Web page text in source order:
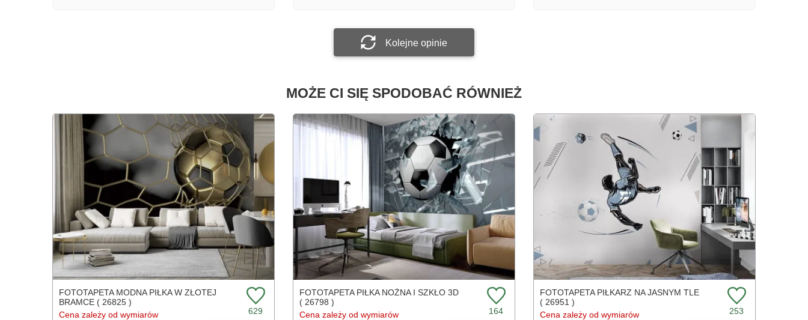
Kolejne opinie
MOŻE CI SIĘ SPODOBAĆ RÓWNIEŻ
FOTOTAPETA MODNA PIŁKA W ZŁOTEJ
BRAMCE ( 26825 )
Cena zależy od wymiarów
629
FOTOTAPETA PIŁKA NOŻNA I SZKŁO 3D
( 26798 )
Cena zależy od wymiarów
164
FOTOTAPETA PIŁKARZ NA JASNYM TLE
( 26951 )
Cena zależy od wymiarów
253